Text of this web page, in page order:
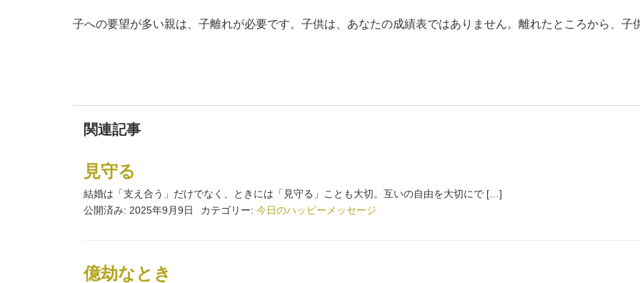
子への要望が多い親は、子離れが必要です。子供は、あなたの成績表ではありません。離れたところから、子
関連記事
見守る
結婚は「支え合う」だけでなく、ときには「見守る」ことも大切。互いの自由を大切にで […]
公開済み: 2025年9月9日
カテゴリー: 今日のハッピーメッセージ
億劫なとき